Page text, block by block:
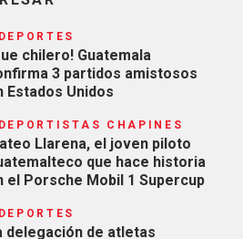
DEPORTES
chilero! Guatemala
3 partidos amistosos
Estados Unidos
DEPORTISTAS CHAPINES
Llarena, el joven piloto
que hace historia
el Porsche Mobil 1 Supercup
DEPORTES
delegación de atletas